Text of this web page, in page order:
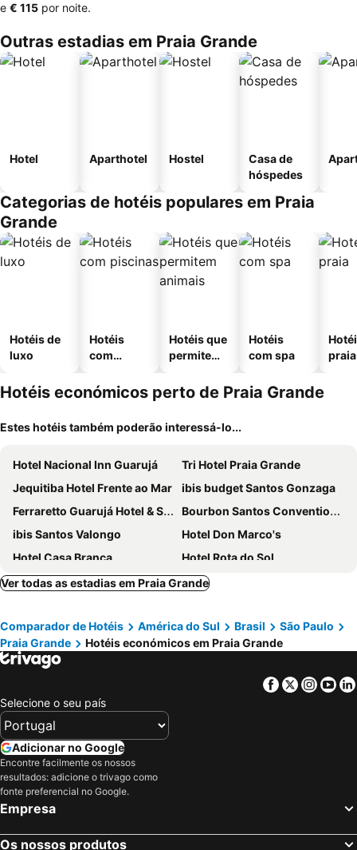
e ‎€ 115 por noite.
Outras estadias em Praia Grande
Hotel Aparthotel Hostel
Casa de
hóspedes
Categorias de hotéis populares em Praia
Grande
Hotéis de
luxo
Hotéis
com
Hotéis que
permitem
Hotéis
com spa
praia
Hotéis económicos perto de Praia Grande
Estes hotéis também poderão interessá-lo...
Hotel Nacional Inn Guarujá
Tri Hotel Praia Grande
Jequitiba Hotel Frente ao Mar
ibis budget Santos Gonzaga
Ferraretto Guarujá Hotel & Spa
Bourbon Santos Convention Hotel
ibis Santos Valongo
Hotel Don Marco's
Hotel Casa Branca
Hotel Rota do Sol
Sheraton Santos Hotel
Parque Balneário Santos by Castelo Itaipava
Hotel Vicino Al Mare
Atlântico Hotel
Roomo Santos Residencial
Mont Rey Hotel
Comfort Hotel Santos
Hotel Imperador
Delphin Beach Hotel
Hotel Ilhas do Caribe
Praia do Tombo
Pousada PG One
Hotel Morada do Mar
Parque Suítes Guarujá
Hotel Canto Do AtlÂntico
Ver todas as estadias em Praia Grande
Comparador de Hotéis América do Sul Brasil
São Paulo
Praia Grande
Hotéis económicos em Praia Grande
Facebook
Twitter
Selecione o seu país
Adicionar no Google
Encontre facilmente os nossos
resultados: adicione o trivago como
fonte preferencial no Google.
Empresa
Os nossos produtos